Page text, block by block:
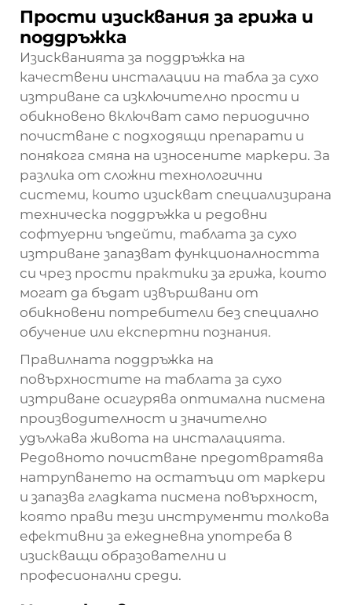
Прости изисквания за грижа и
поддръжка
Изискванията за поддръжка на
качествени инсталации на табла за сухо
изтриване са изключително прости и
обикновено включват само периодично
почистване с подходящи препарати и
понякога смяна на износените маркери. За
разлика от сложни технологични
системи, които изискват специализирана
техническа поддръжка и редовни
софтуерни ъпдейти, таблата за сухо
изтриване запазват функционалността
си чрез прости практики за грижа, които
могат да бъдат извършвани от
обикновени потребители без специално
обучение или експертни познания.
Правилната поддръжка на
повърхностите на таблата за сухо
изтриване осигурява оптимална писмена
производителност и значително
удължава живота на инсталацията.
Редовното почистване предотвратява
натрупването на остатъци от маркери
и запазва гладката писмена повърхност,
която прави тези инструменти толкова
ефективни за ежедневна употреба в
изискващи образователни и
професионални среди.